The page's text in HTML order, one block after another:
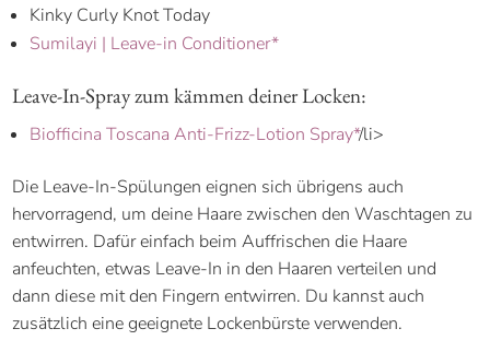
Kinky Curly Knot Today
Sumilayi | Leave-in Conditioner*
Leave-In-Spray zum kämmen deiner Locken:
Biofficina Toscana Anti-Frizz-Lotion Spray*/li>
Die Leave-In-Spülungen eignen sich übrigens auch
hervorragend, um deine Haare zwischen den Waschtagen zu
entwirren. Dafür einfach beim Auffrischen die Haare
anfeuchten, etwas Leave-In in den Haaren verteilen und
dann diese mit den Fingern entwirren. Du kannst auch
zusätzlich eine geeignete Lockenbürste verwenden.